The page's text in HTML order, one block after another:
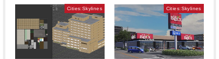
Cities:Skylines Cities:Skylines